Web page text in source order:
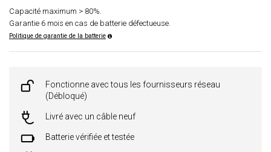
Capacité maximum > 80%.
Garantie 6 mois en cas de batterie défectueuse.
Politique de garantie de la batterie
Fonctionne avec tous les fournisseurs réseau
(Débloqué)
Livré avec un câble neuf
Batterie vérifiée et testée